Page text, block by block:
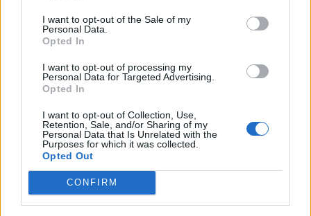
I want to opt-out of the Sale of my
Personal Data.
Opted In
I want to opt-out of processing my
Personal Data for Targeted Advertising.
Opted In
I want to opt-out of Collection, Use,
Retention, Sale, and/or Sharing of my
Personal Data that Is Unrelated with the
Purposes for which it was collected.
Opted Out
CONFIRM
18.990 ευρώ
συνεχίζουν μαζί: Ανανέωση της
συνεργασίας τους μέχρι το
18η συνεχόμενη χρονιά για τον ΟΤΕ στη διεθνή σειρά δεικτών
Alpha Bank: Για πρώτη φορά το Αρχαίο Θέατρο Επιδαύρου άνοιξε τις
πύλες του σε όλους